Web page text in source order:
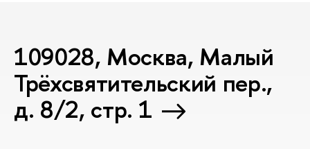
109028, Москва, Малый
Трёхсвятительский пер.,
д. 8/2, стр. 1